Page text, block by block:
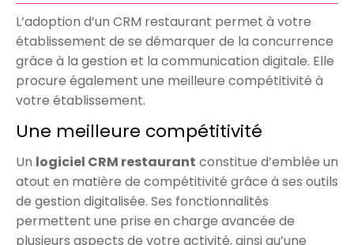
L’adoption d’un CRM restaurant permet à votre
établissement de se démarquer de la concurrence
grâce à la gestion et la communication digitale. Elle
procure également une meilleure compétitivité à
votre établissement.
Une meilleure compétitivité
Un logiciel CRM restaurant constitue d’emblée un
atout en matière de compétitivité grâce à ses outils
de gestion digitalisée. Ses fonctionnalités
permettent une prise en charge avancée de
plusieurs aspects de votre activité, ainsi qu’une